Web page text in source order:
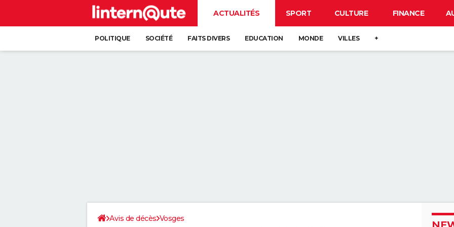
ACTUALITÉS SPORT CULTURE FINANCE
POLITIQUE SOCIÉTÉ FAITS DIVERS EDUCATION MONDE VILLES +
Avis de décès Vosges